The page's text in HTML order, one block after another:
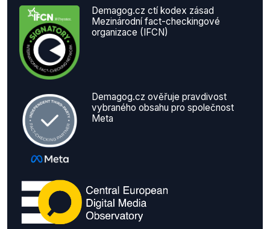
Demagog.cz ctí kodex zásad
Mezinárodní fact-checkingové
organizace (IFCN)
Demagog.cz ověřuje pravdivost
vybraného obsahu pro společnost
Meta